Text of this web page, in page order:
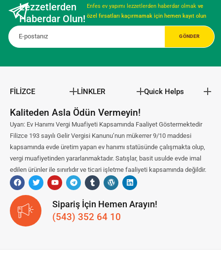
Lezzetlerden
Haberdar Olun!
Enfes ev yapımı lezzetlerden haberdar olmak ve
özel fırsatları kaçırmamak için hemen kayıt olun
FİLİZCE LİNKLER Quick Helps
Kaliteden Asla Ödün Vermeyin!
Uyarı: Ev Hanımı Vergi Muafiyeti Kapsamında Faaliyet Göstermektedir
Filizce 193 sayılı Gelir Vergisi Kanunu’nun mükerrer 9/10 maddesi
kapsamında evde üretim yapan ev hanımı statüsünde çalışmakta olup,
vergi muafiyetinden yararlanmaktadır. Satışlar, basit usulde evde imal
edilen ürünler ile sınırlıdır ve ticari işletme faaliyeti kapsamında değildir.
Sipariş İçin Hemen Arayın!
(543) 352 64 10